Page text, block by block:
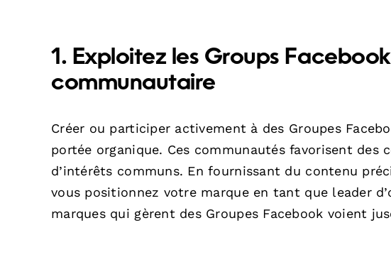
1. Exploitez les Groups
communautaire
Créer ou participer activement à des Groupes
portée organique. Ces communautés favorisent des
d’intérêts communs. En fournissant du contenu
vous positionnez votre marque en tant que leader
marques qui gèrent des Groupes Facebook voient